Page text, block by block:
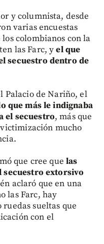
y columnista, desde
varias encuestas
colombianos con la
las Farc, yel que
secuestro dentro de
Palacio de Nariño, el
que más le indignaba
el secuestro, más que
mucho
que cree que las
secuestro extorsivo
aclaró que en una
las Farc, hay
sueltas que
con el